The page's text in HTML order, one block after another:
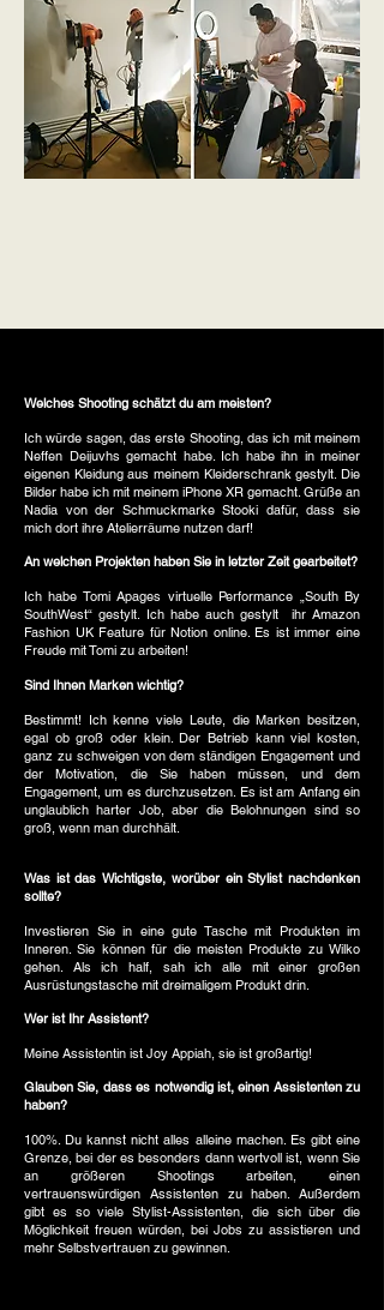
Welches Shooting schätzt du am meisten?
Ich würde sagen, das erste Shooting, das ich mit meinem
Neffen Deijuvhs gemacht habe. Ich habe ihn in meiner
eigenen Kleidung aus meinem Kleiderschrank gestylt. Die
Bilder habe ich mit meinem iPhone XR gemacht. Grüße an
Nadia von der Schmuckmarke Stooki dafür, dass sie
mich dort ihre Atelierräume nutzen darf!
An welchen Projekten haben Sie in letzter Zeit gearbeitet?
Ich habe Tomi Apages virtuelle Performance „South By
SouthWest“ gestylt. Ich habe auch gestylt
ihr Amazon
Fashion UK Feature für Notion online. Es ist immer eine
Freude mit Tomi zu arbeiten!
Sind Ihnen Marken wichtig?
Bestimmt! Ich kenne viele Leute, die Marken besitzen,
egal ob groß oder klein. Der Betrieb kann viel kosten,
ganz zu schweigen von dem ständigen Engagement und
der Motivation, die Sie haben müssen, und dem
Engagement, um es durchzusetzen. Es ist am Anfang ein
unglaublich harter Job, aber die Belohnungen sind so
groß, wenn man durchhält.
Was ist das Wichtigste, worüber ein Stylist nachdenken
sollte?
Investieren Sie in eine gute Tasche mit Produkten im
Inneren. Sie können für die meisten Produkte zu Wilko
gehen. Als ich half, sah ich alle mit einer großen
Ausrüstungstasche mit dreimaligem Produkt drin.
Wer ist Ihr Assistent?
Meine Assistentin ist Joy Appiah, sie ist großartig!
Glauben Sie, dass es notwendig ist, einen Assistenten zu
haben?
100%. Du kannst nicht alles alleine machen. Es gibt eine
Grenze, bei der es besonders dann wertvoll ist, wenn Sie
an größeren Shootings arbeiten, einen
vertrauenswürdigen Assistenten zu haben. Außerdem
gibt es so viele Stylist-Assistenten, die sich über die
Möglichkeit freuen würden, bei Jobs zu assistieren und
mehr Selbstvertrauen zu gewinnen.